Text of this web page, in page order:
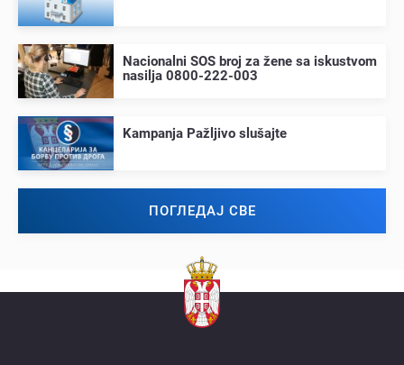
Nacionalni SOS broj za žеnе sa iskustvom
nasilja 0800-222-003
Kampanja Pažljivo slušajtе
ПОГЛЕДАЈ СВЕ